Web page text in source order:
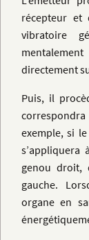
récepteur et
vibratoire
directement
Puis, il
correspondra
exemple, si
genou droit,
gauche.
organe en